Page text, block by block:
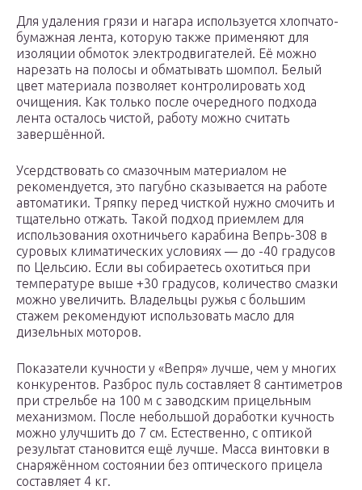
Для удаления грязи и нагара используется хлопчато-
бумажная лента, которую также применяют для
изоляции обмоток электродвигателей. Её можно
нарезать на полосы и обматывать шомпол. Белый
цвет материала позволяет контролировать ход
очищения. Как только после очередного подхода
лента осталось чистой, работу можно считать
завершённой.
Усердствовать со смазочным материалом не
рекомендуется, это пагубно сказывается на работе
автоматики. Тряпку перед чисткой нужно смочить и
тщательно отжать. Такой подход приемлем для
использования охотничьего карабина Вепрь-308 в
суровых климатических условиях — до -40 градусов
по Цельсию. Если вы собираетесь охотиться при
температуре выше +30 градусов, количество смазки
можно увеличить. Владельцы ружья с большим
стажем рекомендуют использовать масло для
дизельных моторов.
Показатели кучности у «Вепря» лучше, чем у многих
конкурентов. Разброс пуль составляет 8 сантиметров
при стрельбе на 100 м с заводским прицельным
механизмом. После небольшой доработки кучность
можно улучшить до 7 см. Естественно, с оптикой
результат становится ещё лучше. Масса винтовки в
снаряжённом состоянии без оптического прицела
составляет 4 кг.